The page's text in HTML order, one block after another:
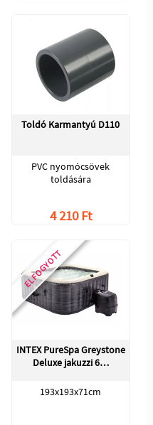
Toldó Karmantyú D110
PVC nyomócsövek
toldására
4 210 Ft
ELFOGYOTT
INTEX PureSpa Greystone
Deluxe jakuzzi 6…
193x193x71cm